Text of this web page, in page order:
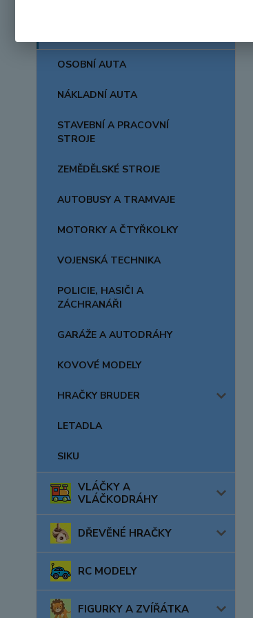
OSOBNÍ AUTA
NÁKLADNÍ AUTA
STAVEBNÍ A PRACOVNÍ
STROJE
ZEMĚDĚLSKÉ STROJE
AUTOBUSY A TRAMVAJE
MOTORKY A ČTYŘKOLKY
VOJENSKÁ TECHNIKA
POLICIE, HASIČI A
ZÁCHRANÁŘI
GARÁŽE A AUTODRÁHY
KOVOVÉ MODELY
HRAČKY BRUDER
LETADLA
SIKU
VLÁČKY A
VLÁČKODRÁHY
DŘEVĚNÉ HRAČKY
RC MODELY
FIGURKY A ZVÍŘÁTKA